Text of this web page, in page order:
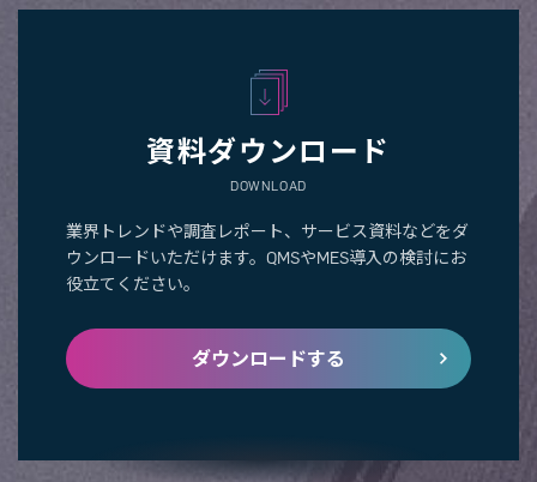
資料ダウンロード
DOWNLOAD
業界トレンドや調査レポート、サービス資料などをダ
ウンロードいただけます。QMSやMES導入の検討にお
役立てください。
ダウンロードする